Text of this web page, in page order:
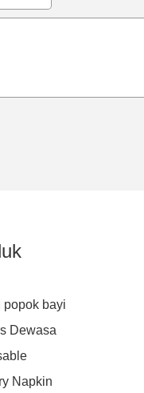
popok bayi
Dewasa
Napkin